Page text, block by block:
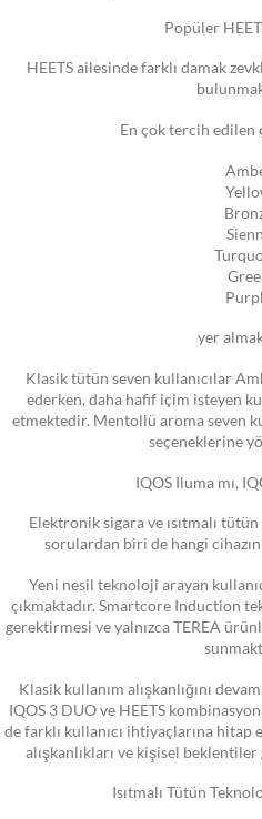
Popüler
HEETS ailesinde farklı damak
En çok tercih edilen
yer
Klasik tütün seven kullanıcılar
ederken, daha hafif içim isteyen
etmektedir. Mentollü aroma seven
seçeneklerine
IQOS Iluma mı,
Elektronik sigara ve ısıtmalı tütün
sorulardan biri de hangi
Yeni nesil teknoloji arayan
çıkmaktadır. Smartcore Induction
gerektirmesi ve yalnızca TEREA
Klasik kullanım alışkanlığını
IQOS 3 DUO ve HEETS
de farklı kullanıcı ihtiyaçlarına
alışkanlıkları ve kişisel
Isıtmalı Tütün